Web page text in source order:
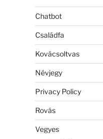
Chatbot
Családfa
Kovácsoltvas
Névjegy
Privacy Policy
Rovás
Vegyes